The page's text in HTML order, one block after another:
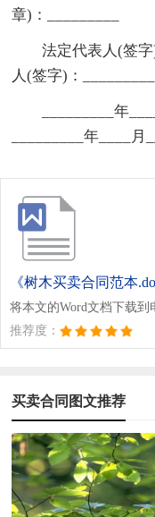
章)：_________
法定代表人(
人(签字)：_________
_________年____月
《树木买卖合同范本
将本文的Word文档下载
推荐度：
买卖合同图文推荐